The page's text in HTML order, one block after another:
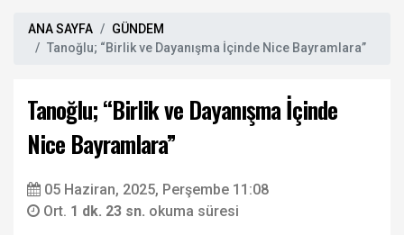
ANA SAYFA
GÜNDEM
Tanoğlu; “Birlik ve Dayanışma İçinde Nice Bayramlara”
Tanoğlu; “Birlik ve Dayanışma İçinde
Nice Bayramlara”
05 Haziran, 2025, Perşembe 11:08
Ort. 1 dk. 23 sn. okuma süresi